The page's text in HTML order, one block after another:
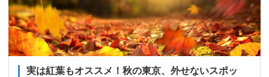
実は紅葉もオススメ！秋の東京、外せないスポッ